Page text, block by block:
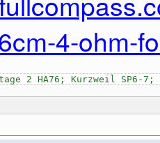
due
4-ohm-
2 HA76; Kurzweil SP6-